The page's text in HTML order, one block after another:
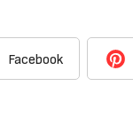
Facebook